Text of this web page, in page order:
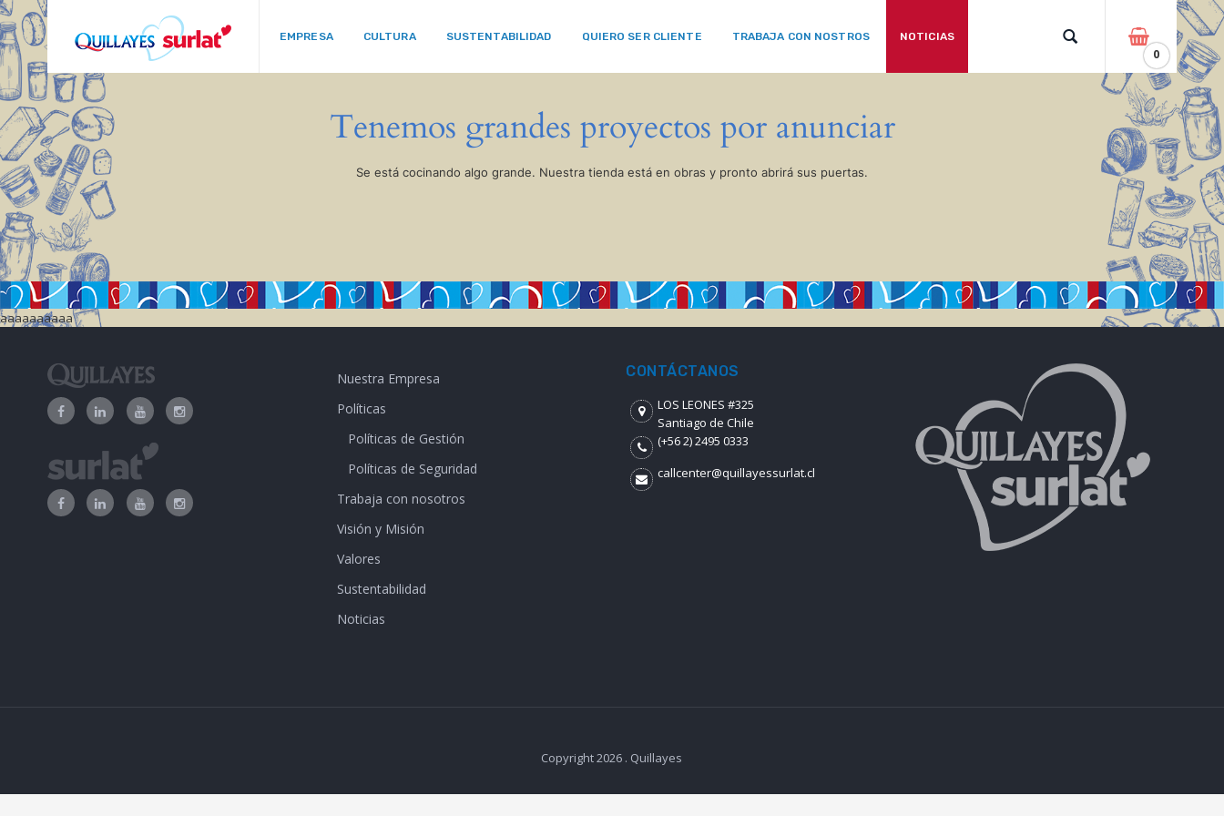
EMPRESA CULTURA SUSTENTABILIDAD QUIERO SER CLIENTE TRABAJA CON NOSTROS NOTICIAS
0
Tenemos grandes proyectos por anunciar
Se está cocinando algo grande. Nuestra tienda está en obras y pronto abrirá sus puertas.
aaaaaaaaaa
Nuestra Empresa
Políticas
Políticas de Gestión
Políticas de Seguridad
Trabaja con nosotros
Visión y Misión
Valores
Sustentabilidad
Noticias
CONTÁCTANOS
LOS LEONES #325
Santiago de Chile
(+56 2) 2495 0333
callcenter@quillayessurlat.cl
Copyright 2026 . Quillayes